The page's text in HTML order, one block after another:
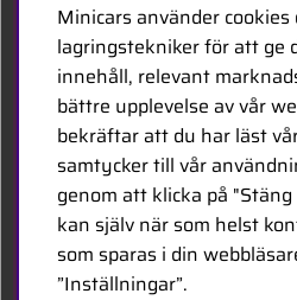
Bli återförsäljare
Bli leverantör
Jobba hos oss
FÖLJ OSS
Facebook
Minicars använder
lagringstekniker för att ge
innehåll, relevant
bättre upplevelse av vår
bekräftar att du har läst
samtycker till vår
genom att klicka på
kan själv när som helst
som sparas i din
”Inställningar”.